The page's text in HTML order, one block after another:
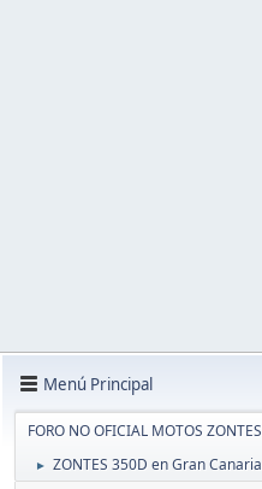
Menú Principal
FORO NO OFICIAL MOTOS ZONTES
► ZONTES 350D en Gran Canaria